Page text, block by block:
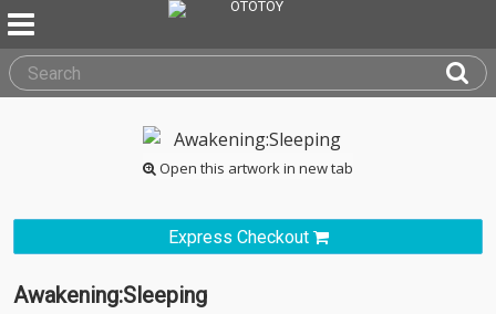
Open this artwork in new tab
Express Checkout
Awakening:Sleeping